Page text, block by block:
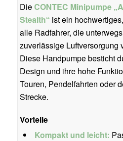
DieCONTEC Minipumpe
Stealth“ ist ein
alle Radfahrer, die
zuverlässige Luftversorgung
Diese Handpumpe besticht
Design und ihre hohe
Touren, Pendelfahrten oder
Strecke.
Vorteile
Kompakt und leicht: